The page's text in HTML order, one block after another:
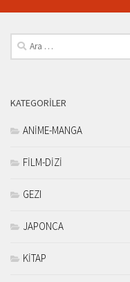
Arama:
KATEGORILER
ANİME-MANGA
FİLM-DİZİ
GEZI
JAPONCA
KİTAP